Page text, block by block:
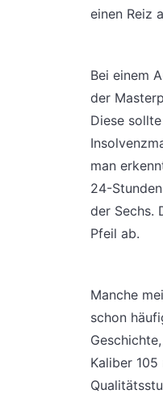
einen Reiz
Bei einem
der
Diese
man
24-
der Sechs.
Pfeil ab.
Manche
schon
Kaliber